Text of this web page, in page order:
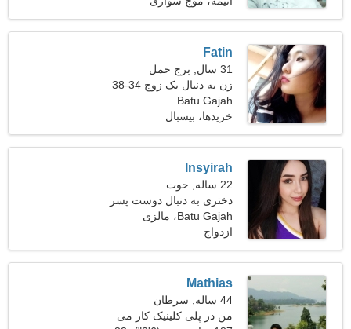
Fatin
31 سال, برج حمل
زن به دنبال یک زوج 34-38
Batu Gajah
خریدها، بیسبال
Insyirah
22 ساله, حوت
دختری به دنبال دوست پسر
26-31
Batu Gajah، مالزی
ازدواج
Mathias
44 ساله, سرطان
من در پلی کلینیک کار می